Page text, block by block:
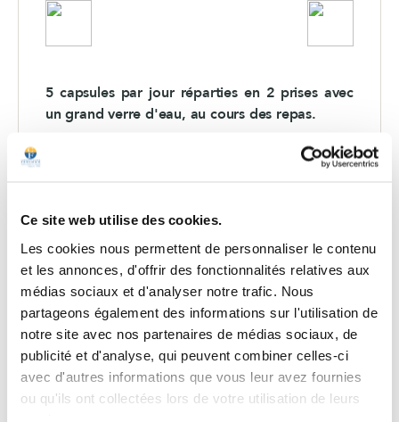
Ce site web utilise des cookies.
Les cookies nous permettent de personnaliser le contenu
et les annonces, d'offrir des fonctionnalités relatives aux
médias sociaux et d'analyser notre trafic. Nous
partageons également des informations sur l'utilisation de
notre site avec nos partenaires de médias sociaux, de
publicité et d'analyse, qui peuvent combiner celles-ci
avec d'autres informations que vous leur avez fournies
ou qu'ils ont collectées lors de votre utilisation de leurs
5 capsules par jour réparties en 2 prises avec
un grand verre d'eau, au cours des repas.
Ne pas dépasser la dose journalière
Un complément alimentaire ne doit pas se
substituer à une alimentation variée et équilibrée
et à un mode de vie sain.
Conserver le produit a l'abri de la lumière, de la
chaleur et de l'humidité.
Déconseillé aux femmes enceintes ou désireuses
de l'être et aux femmes ménopausées.
Déconseillé aux enfants de 10 ans ou moins.